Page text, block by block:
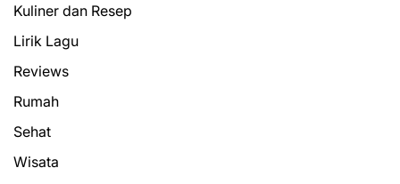
Kuliner dan Resep
Lirik Lagu
Reviews
Rumah
Sehat
Wisata